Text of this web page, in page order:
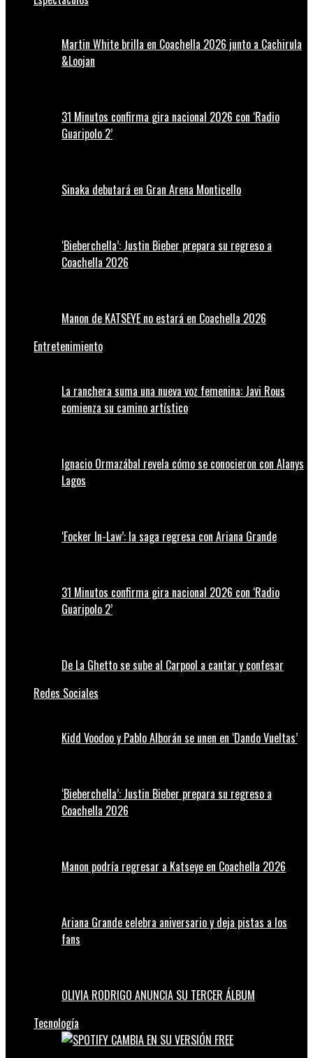
Martin White brilla en Coachella 2026 junto a Cachirula
&Loojan
31 Minutos confirma gira nacional 2026 con ‘Radio
Guaripolo 2’
Sinaka debutará en Gran Arena Monticello
‘Bieberchella’: Justin Bieber prepara su regreso a
Coachella 2026
Manon de KATSEYE no estará en Coachella 2026
Entretenimiento
La ranchera suma una nueva voz femenina: Javi Rous
comienza su camino artístico
Ignacio Ormazábal revela cómo se conocieron con Alanys
Lagos
‘Focker In-Law’: la saga regresa con Ariana Grande
31 Minutos confirma gira nacional 2026 con ‘Radio
Guaripolo 2’
De La Ghetto se sube al Carpool a cantar y confesar
Redes Sociales
Kidd Voodoo y Pablo Alborán se unen en ‘Dando Vueltas’
‘Bieberchella’: Justin Bieber prepara su regreso a
Coachella 2026
Manon podría regresar a Katseye en Coachella 2026
Ariana Grande celebra aniversario y deja pistas a los
fans
OLIVIA RODRIGO ANUNCIA SU TERCER ÁLBUM
Tecnología